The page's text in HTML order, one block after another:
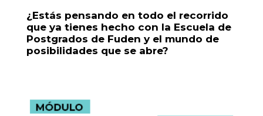
¿Estás pensando en todo el recorrido
que ya tienes hecho con la Escuela de
Postgrados de Fuden y el mundo de
posibilidades que se abre?